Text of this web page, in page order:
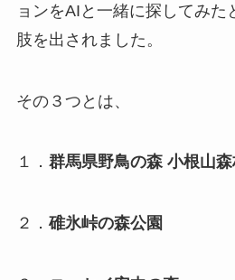
ョンをAIと一緒に探してみた
肢を出されました。
その３つとは、
１． 群馬県野鳥の森 小根山森
２．碓氷峠の森公園